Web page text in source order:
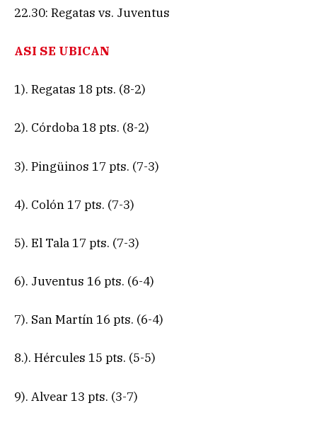
22.30: Regatas vs. Juventus
ASI SE UBICAN
1). Regatas 18 pts. (8-2)
2). Córdoba 18 pts. (8-2)
3). Pingüinos 17 pts. (7-3)
4). Colón 17 pts. (7-3)
5). El Tala 17 pts. (7-3)
6). Juventus 16 pts. (6-4)
7). San Martín 16 pts. (6-4)
8.). Hércules 15 pts. (5-5)
9). Alvear 13 pts. (3-7)